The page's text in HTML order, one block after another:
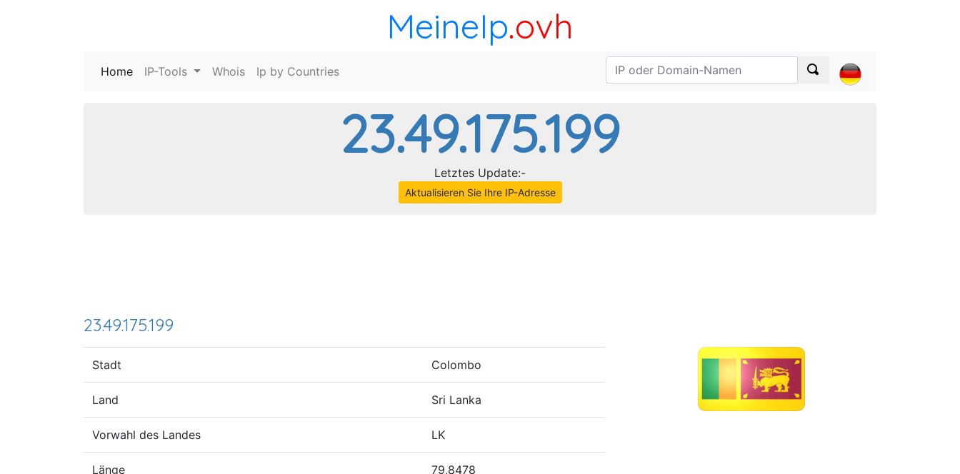
MeineIp.ovh
Home (current)
IP-Tools Whois Ip by Countries
23.49.175.199
Letztes Update:-
Aktualisieren Sie Ihre IP-Adresse
23.49.175.199
Stadt Colombo
Land Sri Lanka
Vorwahl des Landes LK
Länge 79,8478